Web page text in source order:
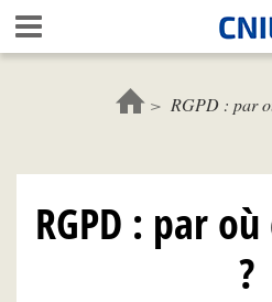
Aller
au
contenu
RGPD : par
RGPD : par
?
Gestion de vos préférences sur les